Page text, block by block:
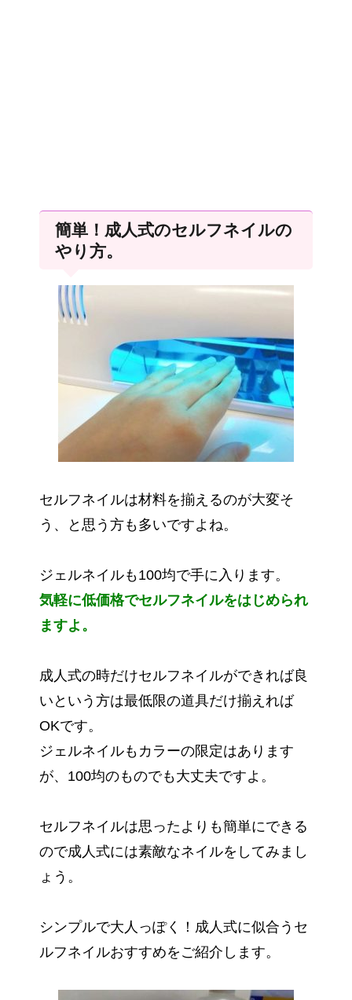
簡単！成人式のセルフネイルの
やり方。
セルフネイルは材料を揃えるのが大変そ
う、と思う方も多いですよね。
ジェルネイルも100均で手に入ります。
気軽に低価格でセルフネイルをはじめられ
ますよ。
成人式の時だけセルフネイルができれば良
いという方は最低限の道具だけ揃えれば
OKです。
ジェルネイルもカラーの限定はあります
が、100均のものでも大丈夫ですよ。
セルフネイルは思ったよりも簡単にできる
ので成人式には素敵なネイルをしてみまし
ょう。
シンプルで大人っぽく！成人式に似合うセ
ルフネイルおすすめをご紹介します。